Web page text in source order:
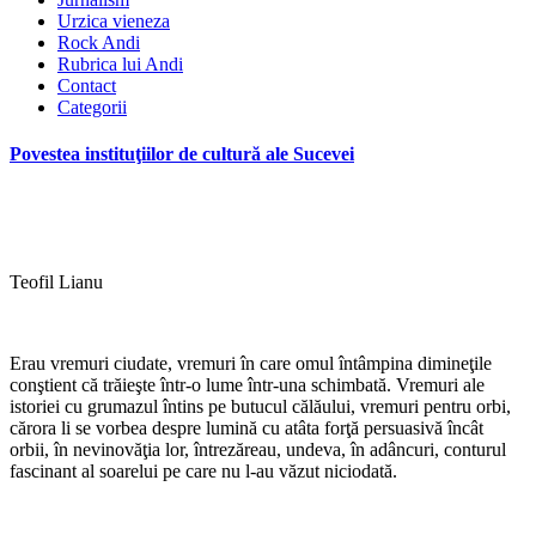
Urzica vieneza
Rock Andi
Rubrica lui Andi
Contact
Categorii
Povestea instituţiilor de cultură ale Sucevei
Teofil Lianu
Erau vremuri ciudate, vremuri în care omul întâmpina dimineţile
conştient că trăieşte într-o lume într-una schimbată. Vremuri ale
istoriei cu grumazul întins pe butucul călăului, vremuri pentru orbi,
cărora li se vorbea despre lumină cu atâta forţă persuasivă încât
orbii, în nevinovăţia lor, întrezăreau, undeva, în adâncuri, conturul
fascinant al soarelui pe care nu l-au văzut niciodată.